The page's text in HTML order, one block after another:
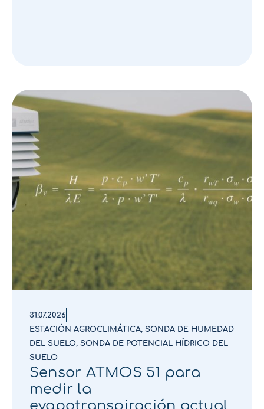
31.07.2026
ESTACIÓN AGROCLIMÁTICA, SONDA DE HUMEDAD
DEL SUELO, SONDA DE POTENCIAL HÍDRICO DEL
SUELO
Sensor ATMOS 51 para
medir la